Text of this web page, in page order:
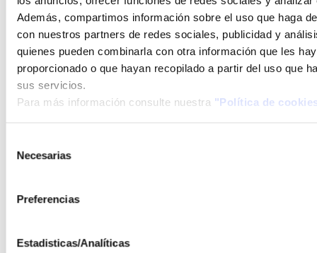
Además, compartimos información sobre el uso que haga
con nuestros partners de redes sociales, publicidad y
quienes pueden combinarla con otra información que les
proporcionado o que hayan recopilado a partir del uso que
sus servicios.
Para más información consulte nuestra "Política de
Necesarias
Preferencias
Estadisticas/Analíticas
Vigilancia de infraestructuras. Dotando a los
drones con cámaras y el software adecuado de
detección de personas y/o coordinado con
sensores anti intrusión, se puede mantener una
flota de drones vigilando zonas y/o áreas
determinadas.
plantas. Se puede disponer de una plataforma
incluso vigilancia y detección de intrusiones de
reportando las imágenes tratadas de forma